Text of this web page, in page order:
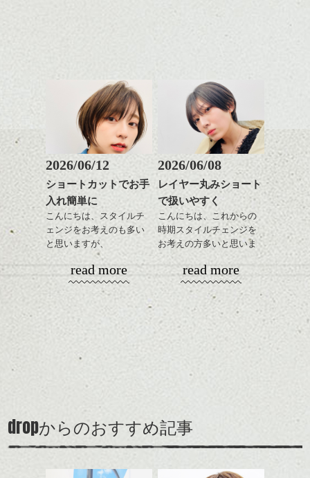
耳だしするとメリハリが
ついて良い感じです。
スタイリングはとても簡
単でワックスやセラムを
全体に手ぐししながら広
げるだけ、
ストレートにしたりクセ
毛を活かしたり、気分で
楽しめるのもいいです
カラーはグレージュやブ
ルージュ等もおすすめで
ます。
スタイルの事やカラーリ
ングの事などなんでもご
央に濃い色をぬってあげると立体感がま
リップの色は、少し赤みのあるオレンジベ
ージュ ナチュラル系にはこの色がオスス
メです。
そして最後にちょっとスタイリングしまし
た。寝癖を生かしたようなハネのはいった
雰囲気に・・・
もいます。
も出しやすくていろいろ
おすすめですね。
前髪もやや重めにカット
してラインを強調するの
もこれからは良い感じで
す、
目元が引き締まった印象
に。
カラーリングとの組み合
ながら楽しむ事ができる
ダークトーンの色味でク
ールに演出するのもおす
ナチュラルなトーンの色
いろんなシーンに雰囲気
そんなショートカット。
軽めの前髪で透け感を演
出できるので、
この時期とてもおすすめ
ですよ。
ラーで全体にツヤと透明
質感も綺麗に見せやす
をドライした後、
ワックスとオイルを混ぜ
せます。
2026/06/12
ショートカットでお手
入れ簡単に
こんにちは、スタイルチ
ェンジをお考えのも多い
と思いますが、
丸みショートでタイトに
演出したスタイルもこれ
からの季節とてもおすす
ェイスラインのデザイン
ですっきりした印象にな
ンパクトになるようにす
るのが良い感じです。
read more
2026/06/08
レイヤー丸みショート
で扱いやすく
こんにちは、これからの
時期スタイルチェンジを
お考えの方多いと思いま
す。
コンパクトなフォルムが
全体のバランスを良く見
せてくれる効果もあり、
いろんなシーンに雰囲気
をだしやすくスタイリン
グも簡単で良いので朝の
出できるので、
この時期とてもおすすめ
ですよ。
read more
dropからのおすすめ記事